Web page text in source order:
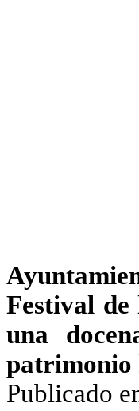
Festival de
una
patrimonio
Publicado